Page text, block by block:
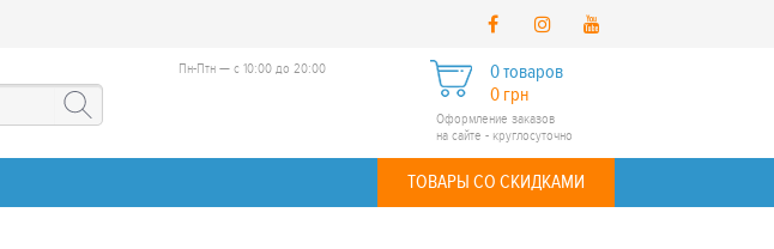
0 товаров
0 грн
Оформление заказов
на сайте - круглосуточно
Пн-Птн — с 10:00 до 20:00
ТОВАРЫ СО СКИДКАМИ